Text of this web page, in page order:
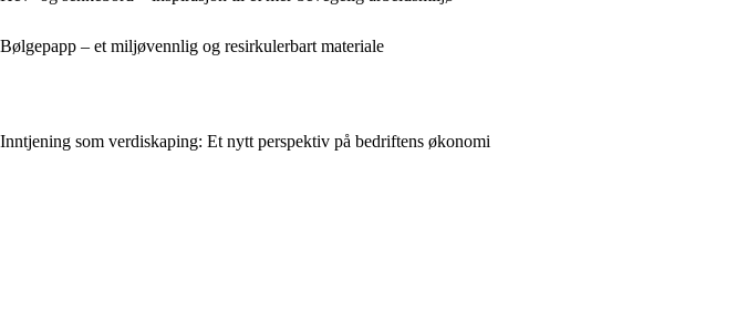
Bølgepapp – et miljøvennlig og resirkulerbart materiale
Inntjening som verdiskaping: Et nytt perspektiv på bedriftens økonomi